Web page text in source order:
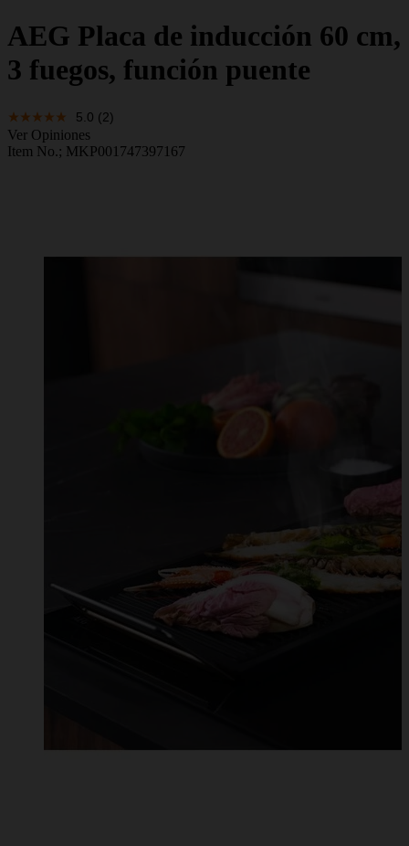
AEG Placa de inducción 60 cm,
3 fuegos, función puente
5.0 (2)
Ver Opiniones
Item No.; MKP001747397167